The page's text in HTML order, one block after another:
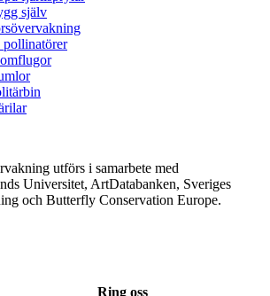
själv
pollinatörer
utförs i samarbete med
Universitet, ArtDatabanken, Sveriges
och Butterfly Conservation Europe.
Ring oss